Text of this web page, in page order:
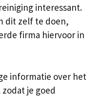
interessant.
dit zelf te doen,
firma hiervoor in
informatie over het
je goed